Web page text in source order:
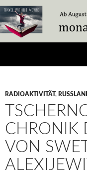
Zum
Inhalt
springen
RADIOAKTIVITÄT,
CHRONIK
VON